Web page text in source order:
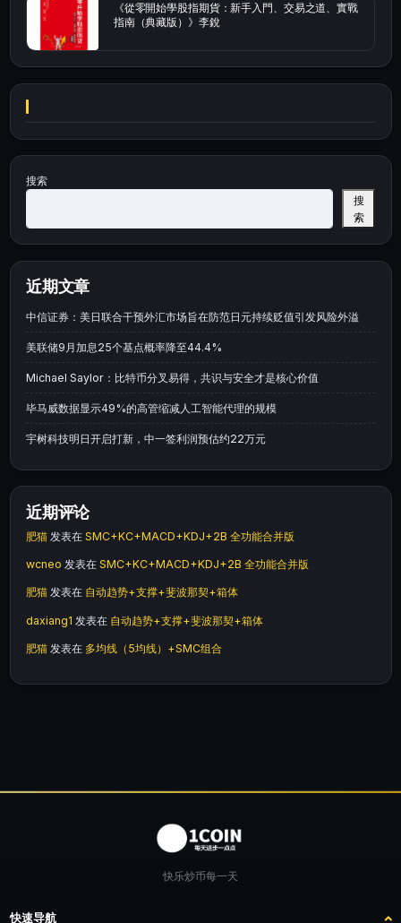
《從零開始學股指期貨：新手入門、交易之道、實戰
指南（典藏版）》李銳
搜索
搜
索
近期文章
中信证券：美日联合干预外汇市场旨在防范日元持续贬值引发风险外溢
美联储9月加息25个基点概率降至44.4%
Michael Saylor：比特币分叉易得，共识与安全才是核心价值
毕马威数据显示49%的高管缩减人工智能代理的规模
宇树科技明日开启打新，中一签利润预估约22万元
近期评论
肥猫 发表在 SMC+KC+MACD+KDJ+2B 全功能合并版
wcneo 发表在 SMC+KC+MACD+KDJ+2B 全功能合并版
肥猫 发表在 自动趋势+支撑+斐波那契+箱体
daxiang1 发表在 自动趋势+支撑+斐波那契+箱体
肥猫 发表在 多均线（5均线）+SMC组合
快乐炒币每一天
快速导航